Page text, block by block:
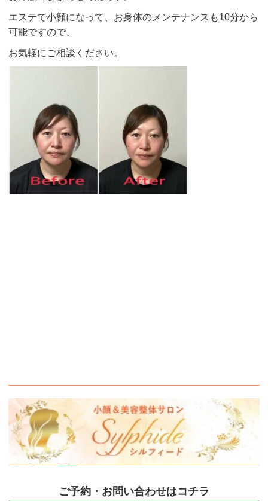
エステで小顔になって、お身体のメンテナンスも10分から
可能ですので、
お気軽にご相談ください。
ご予約・お問い合わせはコチラ